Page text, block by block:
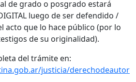
de grado o posgrado estará
luego de ser defendido /
acto que lo hace público (por lo
de su originalidad).
del trámite en:
justicia/derechodeautor